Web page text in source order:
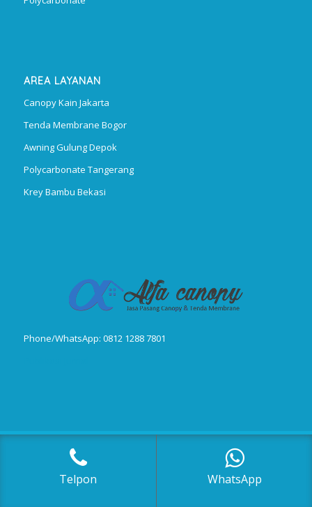
AREA LAYANAN
Canopy Kain Jakarta
Tenda Membrane Bogor
Awning Gulung Depok
Polycarbonate Tangerang
Krey Bambu Bekasi
Phone/WhatsApp: 0812 1288 7801
© Copyright 2018-2025, Canopy Kain, Tenda Membrane, Kanopi Kain,
Kanopi Minmalis
Telpon WhatsApp